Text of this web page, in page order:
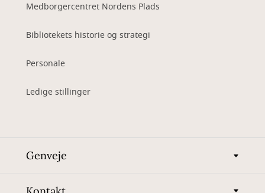
Medborgercentret Nordens Plads
Bibliotekets historie og strategi
Personale
Ledige stillinger
Genveje